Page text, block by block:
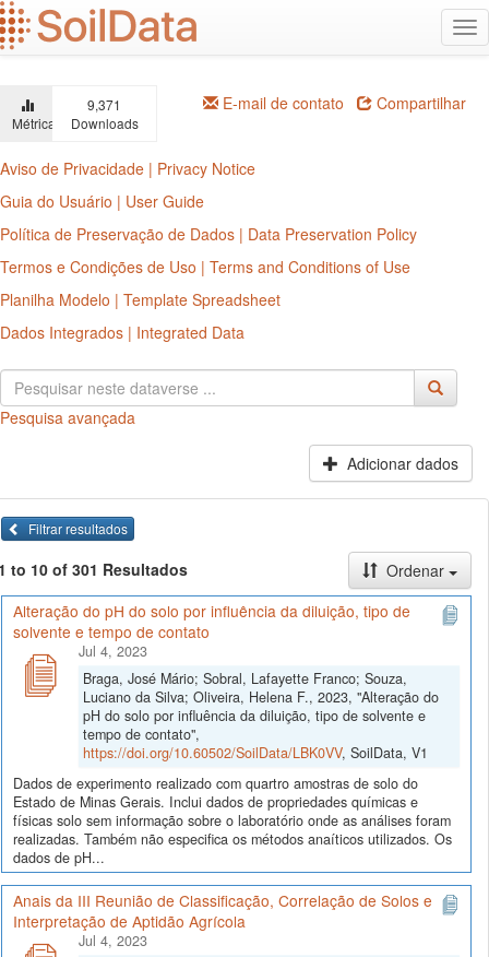
Ir
para
o
principal
Métricas
9,371
Downloads
E-mail de contato Compartilhar
Aviso de Privacidade | Privacy Notice
Guia do Usuário | User Guide
Política de Preservação de Dados | Data Preservation Policy
Termos e Condições de Uso | Terms and Conditions of Use
Planilha Modelo | Template Spreadsheet
Dados Integrados | Integrated Data
Pesquisa avançada
Adicionar dados
Filtrar resultados
to 10 of 301 Resultados
Ordenar
Alteração do pH do solo por influência da diluição, tipo de
solvente e tempo de contato
Jul 4, 2023
Braga, José Mário; Sobral, Lafayette Franco; Souza,
Luciano da Silva; Oliveira, Helena F., 2023, "Alteração do
pH do solo por influência da diluição, tipo de solvente e
tempo de contato",
https://doi.org/10.60502/SoilData/LBK0VV, SoilData, V1
Dados de experimento realizado com quartro amostras de solo do
Estado de Minas Gerais. Inclui dados de propriedades químicas e
físicas solo sem informação sobre o laboratório onde as análises foram
realizadas. Também não especifica os métodos anaíticos utilizados. Os
dados de pH...
Anais da III Reunião de Classificação, Correlação de Solos e
Interpretação de Aptidão Agrícola
Jul 4, 2023